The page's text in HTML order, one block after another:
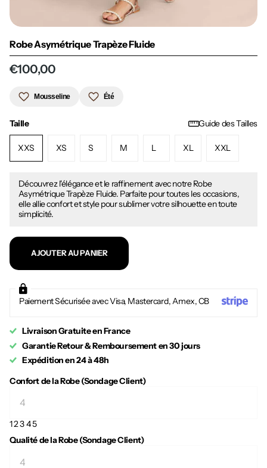
Robe Asymétrique Trapèze Fluide
€100,00
Mousseline Été
Taille Guide des Tailles
XXS XS S M L XL XXL
Découvrez l'élégance et le raffinement avec notre Robe
Asymétrique Trapèze Fluide. Parfaite pour toutes les occasions,
elle allie confort et style pour sublimer votre silhouette en toute
simplicité.
AJOUTER AU PANIER
Paiement Sécurisée avec Visa, Mastercard, Amex, CB
Livraison Gratuite en France
Garantie Retour & Remboursement en 30 jours
Expédition en 24 à 48h
Confort de la Robe (Sondage Client)
12345
Qualité de la Robe (Sondage Client)